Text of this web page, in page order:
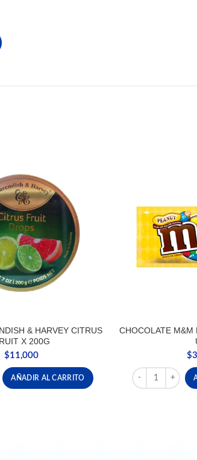
& HARVEY CITRUS
X 200G
$11,000
& HARVEY CITRUS FRUIT X 200G cantidad
AÑADIR AL CARRITO
CHOCOLATE M&M
$
CHOCOLATE